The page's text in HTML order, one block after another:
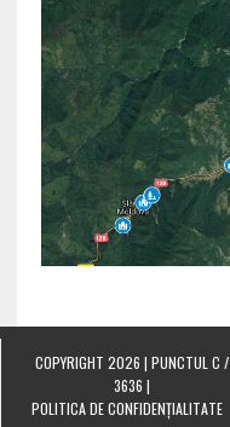
COPYRIGHT 2026 | PUNCTUL C /
3636 |
POLITICA DE CONFIDENȚIALITATE